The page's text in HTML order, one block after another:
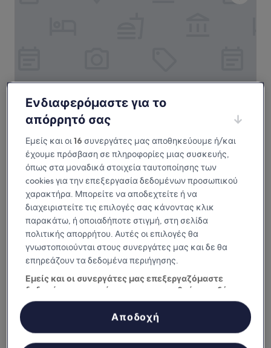
Ivyleigh House
Ivyleigh House
Κατάλυμα
με
5.0
αστέρια
10,5 χλμ. από: Δικαστήριο Emo
9.6
στα
10,
Εξαιρετικό,
κριτικές)
9,6/10 Εξαιρετικό (122 κριτικές)
συμπεριλαμβάνονται φόροι και τέλη
10 Αυγ - 11 Αυγ
Midlands Park Hotel
Ενδιαφερόμαστε για το
απόρρητό σας
Εμείς και οι16 συνεργάτες μας αποθηκεύουμε ή/και
έχουμε πρόσβαση σε πληροφορίες μιας συσκευής,
όπως στα μοναδικά στοιχεία ταυτοποίησης των
cookies για την επεξεργασία δεδομένων προσωπικού
χαρακτήρα. Μπορείτε να αποδεχτείτε ή να
διαχειριστείτε τις επιλογές σας κάνοντας κλικ
παρακάτω, ή οποιαδήποτε στιγμή, στη σελίδα
πολιτικής απορρήτου. Αυτές οι επιλογές θα
γνωστοποιούνται στους συνεργάτες μας και δε θα
επηρεάζουν τα δεδομένα περιήγησης.
Εμείς και οι συνεργάτες μας επεξεργαζόμαστε
δεδομένα προκειμένου να παρασχεθούν τα εξής:
Χρήση επακριβών δεδομένων γεωεντοπισμού. Ακριβής σάρωση
χαρακτηριστικών συσκευής για αναγνώριση ταυτότητας.
Αποθήκευση ή/και πρόσβαση στα δεδομένα μιας συσκευής.
Εξατομικευμένη διαφήμιση και περιεχόμενο, μέτρηση διαφήμισης
Αποδοχή